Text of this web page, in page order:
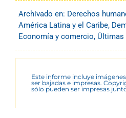
Archivado en: Derechos
América Latina y el Caribe,
Economía y comercio,
Este informe incluye
ser bajadas e impresas.
sólo pueden ser impresas